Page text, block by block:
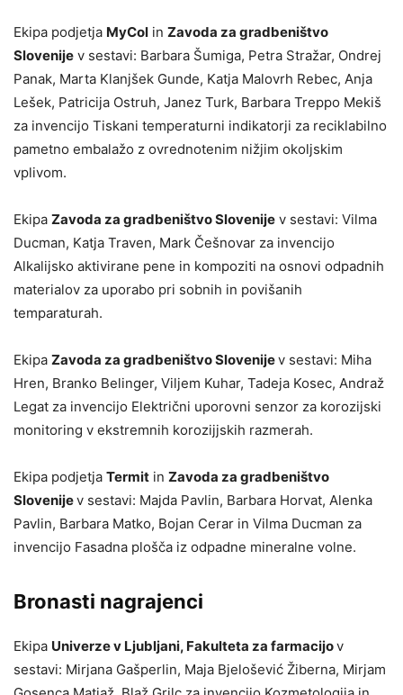
Ekipa podjetja MyCol in Zavoda za gradbeništvo
Slovenije v sestavi: Barbara Šumiga, Petra Stražar, Ondrej
Panak, Marta Klanjšek Gunde, Katja Malovrh Rebec, Anja
Lešek, Patricija Ostruh, Janez Turk, Barbara Treppo Mekiš
za invencijo Tiskani temperaturni indikatorji za reciklabilno
pametno embalažo z ovrednotenim nižjim okoljskim
vplivom.
Ekipa Zavoda za gradbeništvo Slovenije v sestavi: Vilma
Ducman, Katja Traven, Mark Češnovar za invencijo
Alkalijsko aktivirane pene in kompoziti na osnovi odpadnih
materialov za uporabo pri sobnih in povišanih
temparaturah.
Ekipa Zavoda za gradbeništvo Slovenijev sestavi: Miha
Hren, Branko Belinger, Viljem Kuhar, Tadeja Kosec, Andraž
Legat za invencijo Električni uporovni senzor za korozijski
monitoring v ekstremnih korozijjskih razmerah.
Ekipa podjetja Termit in Zavoda za gradbeništvo
Slovenijev sestavi: Majda Pavlin, Barbara Horvat, Alenka
Pavlin, Barbara Matko, Bojan Cerar in Vilma Ducman za
invencijo Fasadna plošča iz odpadne mineralne volne.
Bronasti nagrajenci
Ekipa Univerze v Ljubljani, Fakulteta za farmacijov
sestavi: Mirjana Gašperlin, Maja Bjelošević Žiberna, Mirjam